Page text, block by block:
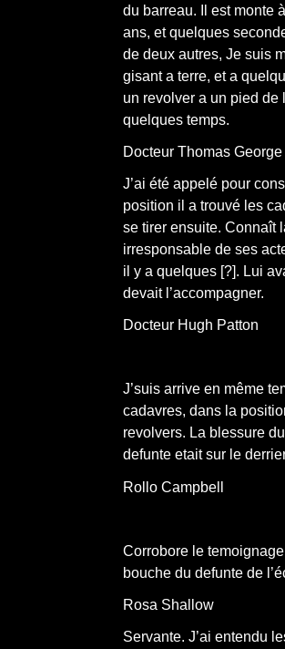
du barreau. Il est monte
ans, et quelques
de deux autres, Je suis
gisant a terre, et a
un revolver a un pied de
quelques temps.
Docteur Thomas
J’ai été appelé pour
position il a trouvé les
se tirer ensuite. Connaît
irresponsable de ses
il y a quelques [?]. Lui
devait l’accompagner.
Docteur Hugh Patton
J’suis arrive en même
cadavres, dans la
revolvers. La blessure
defunte etait sur le
Rollo Campbell
Corrobore le
bouche du defunte de
Rosa Shallow
Servante. J’ai entendu